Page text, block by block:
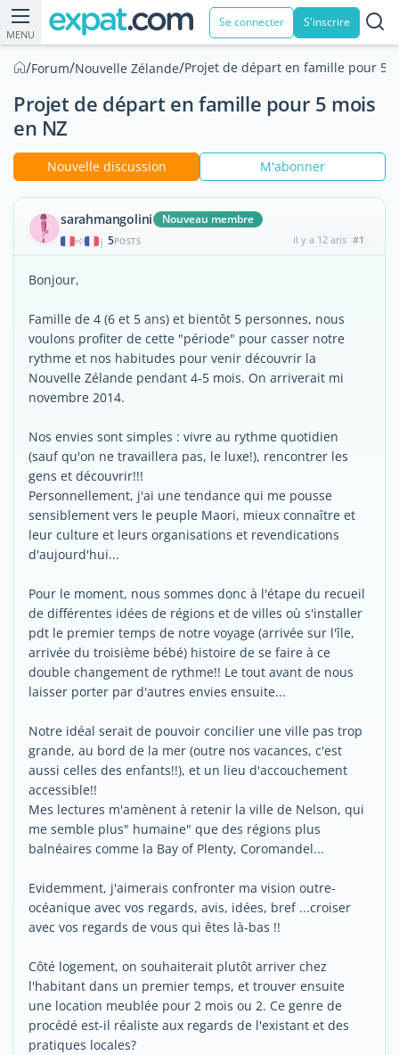
MENU
Se connecter S'inscrire
/Forum/Nouvelle Zélande/Projet de départ en famille pour 5
Projet de départ en famille pour 5 mois
en NZ
Nouvelle discussion M'abonner
sarahmangolini Nouveau membre
| 5POSTS il y a 12 ans #1
Bonjour,
Famille de 4 (6 et 5 ans) et bientôt 5 personnes, nous
voulons profiter de cette "période" pour casser notre
rythme et nos habitudes pour venir découvrir la
Nouvelle Zélande pendant 4-5 mois. On arriverait mi
novembre 2014.
Nos envies sont simples : vivre au rythme quotidien
(sauf qu'on ne travaillera pas, le luxe!), rencontrer les
gens et découvrir!!!
Personnellement, j'ai une tendance qui me pousse
sensiblement vers le peuple Maori, mieux connaître et
leur culture et leurs organisations et revendications
d'aujourd'hui...
Pour le moment, nous sommes donc à l'étape du recueil
de différentes idées de régions et de villes où s'installer
pdt le premier temps de notre voyage (arrivée sur l'île,
arrivée du troisième bébé) histoire de se faire à ce
double changement de rythme!! Le tout avant de nous
laisser porter par d'autres envies ensuite...
Notre idéal serait de pouvoir concilier une ville pas trop
grande, au bord de la mer (outre nos vacances, c'est
aussi celles des enfants!!), et un lieu d'accouchement
accessible!!
Mes lectures m'amènent à retenir la ville de Nelson, qui
me semble plus" humaine" que des régions plus
balnéaires comme la Bay of Plenty, Coromandel...
Evidemment, j'aimerais confronter ma vision outre-
océanique avec vos regards, avis, idées, bref ...croiser
avec vos regards de vous qui êtes là-bas !!
Côté logement, on souhaiterait plutôt arriver chez
l'habitant dans un premier temps, et trouver ensuite
une location meublée pour 2 mois ou 2. Ce genre de
procédé est-il réaliste aux regards de l'existant et des
pratiques locales?